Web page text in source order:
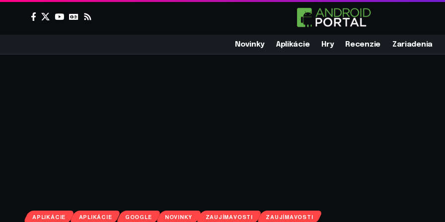
Novinky Aplikácie Hry Recenzie Zariadenia
APLIKÁCIE APLIKÁCIE GOOGLE NOVINKY ZAUJÍMAVOSTI ZAUJÍMAVOSTI